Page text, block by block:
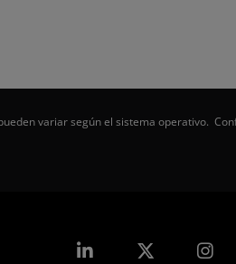
variar según el sistema operativo.
LinkedIn